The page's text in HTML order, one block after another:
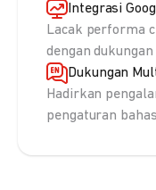
Integrasi
Lacak performa
dengan
Dukungan
Hadirkan
pengaturan